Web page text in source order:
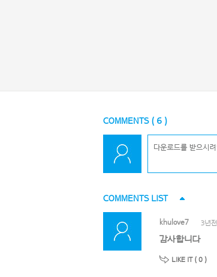
COMMENTS ( 6 )
COMMENTS LIST
khulove7 3년전
감사합니다
LIKE IT ( 0 )